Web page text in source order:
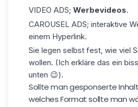
VIDEO ADS; Werbevideos.
CAROUSEL ADS; interaktive
einem Hyperlink.
Sie legen selbst fest, wie viel
wollen. (Ich erkläre das ein
unten 😉).
Sollte man gesponserte
welches Format sollte man